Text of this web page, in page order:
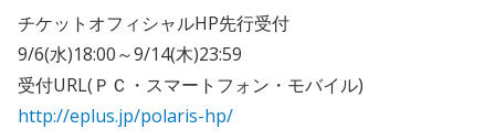
チケットオフィシャルHP先行受付
9/6(水)18:00～9/14(木)23:59
受付URL(ＰＣ・スマートフォン・モバイル)
http://eplus.jp/polaris-hp/